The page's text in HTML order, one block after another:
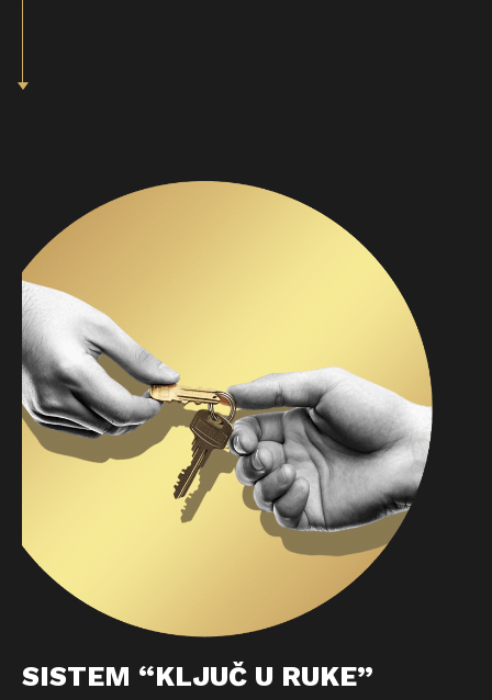
SISTEM “KLJUČ U RUKE”